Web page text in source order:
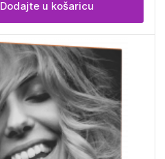
Dodajte u košaricu